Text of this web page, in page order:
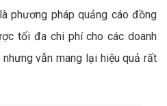
phương pháp quảng cáo đồng
tối đa chi phí cho các doanh
vẫn mang lại hiệu quả rất